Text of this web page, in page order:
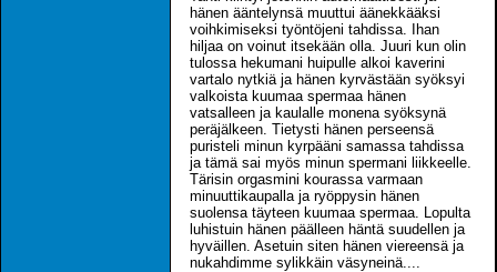
hänen ääntelynsä muuttui äänekkääksi
voihkimiseksi työntöjeni tahdissa. Ihan
hiljaa on voinut itsekään olla. Juuri kun olin
tulossa hekumani huipulle alkoi kaverini
vartalo nytkiä ja hänen kyrvästään syöksyi
valkoista kuumaa spermaa hänen
vatsalleen ja kaulalle monena syöksynä
peräjälkeen. Tietysti hänen perseensä
puristeli minun kyrpääni samassa tahdissa
ja tämä sai myös minun spermani liikkeelle.
Tärisin orgasmini kourassa varmaan
minuuttikaupalla ja ryöppysin hänen
suolensa täyteen kuumaa spermaa. Lopulta
luhistuin hänen päälleen häntä suudellen ja
hyväillen. Asetuin siten hänen viereensä ja
nukahdimme sylikkäin väsyneinä....